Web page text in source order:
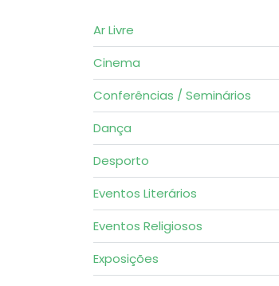
Ar Livre
Cinema
Conferências / Seminários
Dança
Desporto
Eventos Literários
Eventos Religiosos
Exposições